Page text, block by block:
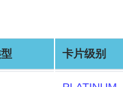
卡片级别